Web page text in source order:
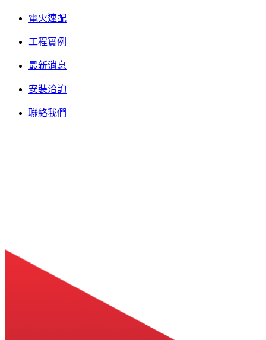
電火速配
工程實例
最新消息
安裝洽詢
聯絡我們